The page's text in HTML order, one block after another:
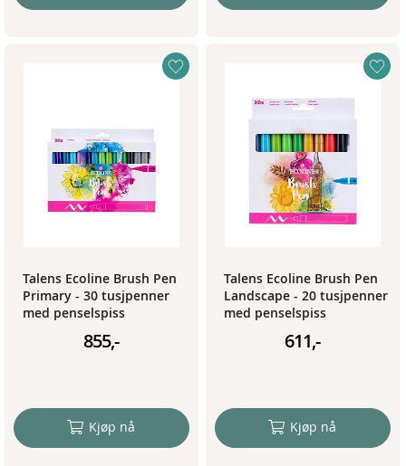
Talens Ecoline Brush Pen
Primary - 30 tusjpenner
med penselspiss
855,-
Kjøp nå
Talens Ecoline Brush Pen
Landscape - 20 tusjpenner
med penselspiss
611,-
Kjøp nå